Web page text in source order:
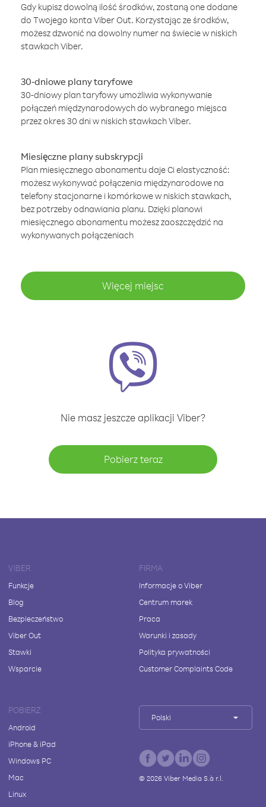
Gdy kupisz dowolną ilość środków, zostaną one dodane
do Twojego konta Viber Out. Korzystając ze środków,
możesz dzwonić na dowolny numer na świecie w niskich
stawkach Viber.
30-dniowe plany taryfowe
30-dniowy plan taryfowy umożliwia wykonywanie
połączeń międzynarodowych do wybranego miejsca
przez okres 30 dni w niskich stawkach Viber.
Miesięczne plany subskrypcji
Plan miesięcznego abonamentu daje Ci elastyczność:
możesz wykonywać połączenia międzynarodowe na
telefony stacjonarne i komórkowe w niskich stawkach,
bez potrzeby odnawiania planu. Dzięki planowi
miesięcznego abonamentu możesz zaoszczędzić na
wykonywanych połączeniach
Więcej miejsc
Nie masz jeszcze aplikacji Viber?
Pobierz teraz
VIBER
Funkcje
Blog
Bezpieczeństwo
Viber Out
Stawki
Wsparcie
FIRMA
Informacje o Viber
Centrum marek
Praca
Warunki i zasady
Polityka prywatności
Customer Complaints Code
POBIERZ
Android
iPhone & iPad
Windows PC
Mac
Linux
Polski
© 2026Viber Media S.à r.l.